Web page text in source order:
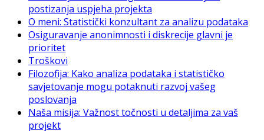
postizanja uspjeha projekta
O meni: Statistički konzultant za analizu podataka
Osiguravanje anonimnosti i diskrecije glavni je
prioritet
Troškovi
Filozofija: Kako analiza podataka i statističko
savjetovanje mogu potaknuti razvoj vašeg
poslovanja
Naša misija: Važnost točnosti u detaljima za vaš
projekt